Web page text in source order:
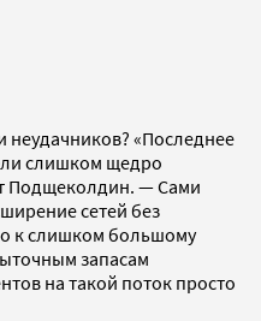
неудачников? «Последнее
слишком щедро
Подщеколдин. — Сами
сетей без
к слишком большому
запасам
на такой поток просто